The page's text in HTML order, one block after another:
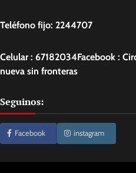
Teléfono fijo: 2244707
Celular : 67182034Facebook :
nueva sin fronteras
Seguinos:
Facebook instagram